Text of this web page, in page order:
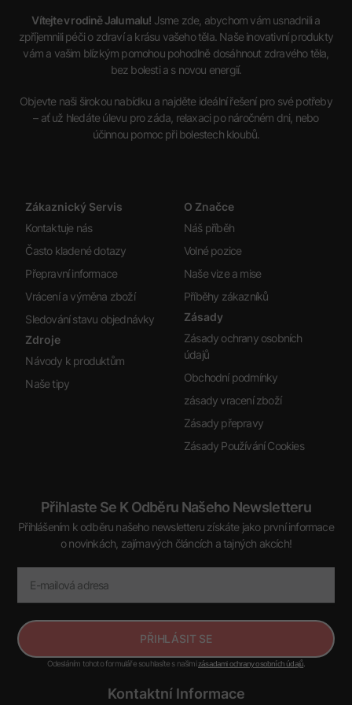
Vítejte v rodině Jalumalu! Jsme zde, abychom vám usnadnili a
zpříjemnili péči o zdraví a krásu vašeho těla. Naše inovativní produkty
vám a vašim blízkým pomohou pohodlně dosáhnout zdravého těla,
bez bolesti a s novou energií.
Objevte naši širokou nabídku a najděte ideální řešení pro své potřeby
– ať už hledáte úlevu pro záda, relaxaci po náročném dni, nebo
účinnou pomoc při bolestech kloubů.
Zákaznický Servis
Kontaktuje nás
Často kladené dotazy
Přepravní informace
Vrácení a výměna zboží
Sledování stavu objednávky
Zdroje
Návody k produktům
Naše tipy
O Značce
Náš příběh
Volné pozice
Naše vize a mise
Příběhy zákazníků
Zásady
Zásady ochrany osobních
údajů
Obchodní podmínky
zásady vracení zboží
Zásady přepravy
Zásady Používání Cookies
Přihlaste Se K Odběru Našeho Newsletteru
Přihlášením k odběru našeho newsletteru získáte jako první informace
o novinkách, zajímavých článcích a tajných akcích!
PŘIHLÁSIT SE
Odesláním tohoto formuláře souhlasíte s našimizásadami ochrany osobních údajů
Kontaktní Informace